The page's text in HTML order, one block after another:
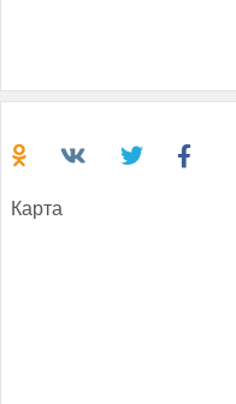
Кар­та